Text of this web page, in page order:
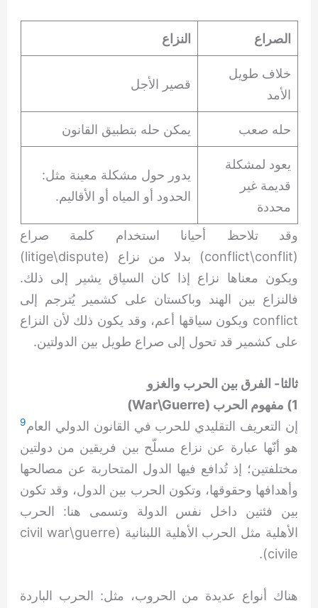
الصراع النزاع
خلاف طويل
الأمد
قصير الأجل
حله صعب يمكن حله بتطبيق القانون
يعود لمشكلة
قديمة غير
محددة
يدور حول مشكلة معينة مثل:
الحدود أو المياه أو الأقاليم.
وقد تلاحظ أحيانا استخدام كلمة صراع
(conflict\conflit) بدلا من نزاع (litige\dispute)
ويكون معناها نزاع إذا كان السياق يشير إلى ذلك.
فالنزاع بين الهند وباكستان على كشمير يُترجم إلى
conflict ويكون سياقها أعم، وقد يكون ذلك لأن النزاع
على كشمير قد تحول إلى صراع طويل بين الدولتين.
ثالثا- الفرق بين الحرب والغزو
1) مفهوم الحرب (War\Guerre)
إن التعريف التقليدي للحرب في القانون الدولي العام9
هو أنّها عبارة عن نزاع مسلّح بين فريقين من دولتين
مختلفتين؛ إذ تُدافع فيها الدول المتحاربة عن مصالحها
وأهدافها وحقوقها، وتكون الحرب بين الدول، وقد تكون
بين فئتين داخل نفس الدولة وتسمى هنا: الحرب
الأهلية مثل الحرب الأهلية اللبنانية (civil war\guerre
civile).
هناك أنواع عديدة من الحروب، مثل: الحرب الباردة